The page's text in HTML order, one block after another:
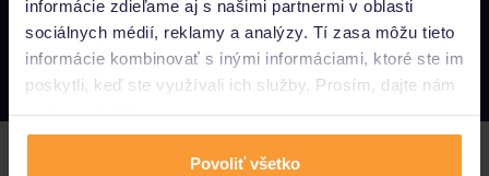
informácie zdieľame aj s našimi partnermi v oblasti
sociálnych médií, reklamy a analýzy. Tí zasa môžu tieto
informácie kombinovať s inými informáciami, ktoré ste im
poskytli, keď ste využívali ich služby. Prosím, dajte nám
na to svoj súhlas.
Povoliť všetko
Napíšte nám
info@porovnajto.sk
Zavolajte nám
0800 400 300